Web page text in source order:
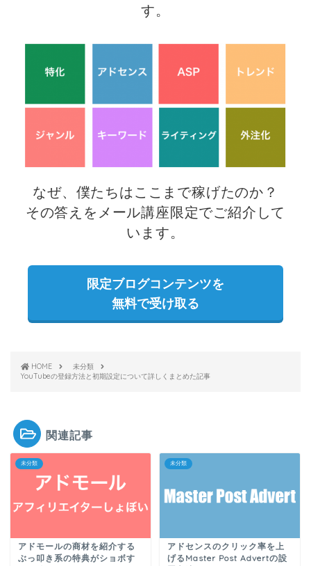
す。
なぜ、僕たちはここまで稼げたのか？
その答えをメール講座限定でご紹介して
います。
限定ブログコンテンツを
無料で受け取る
HOME
未分類
YouTubeの登録方法と初期設定について詳しくまとめた記事
関連記事
未分類
アドモールの商材を紹介する
ぶっ叩き系の特典がショボす
未分類
アドセンスのクリック率を上
げるMaster Post Advertの設